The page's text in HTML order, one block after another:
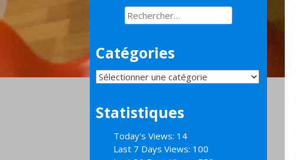
Rechercher :
Catégories
Catégories
Statistiques
Today's Views: 14
Last 7 Days Views: 100